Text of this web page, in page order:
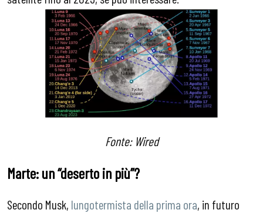
Fonte: Wired
Marte: un “deserto in più”?
Secondo Musk, lungotermista della prima ora, in futuro